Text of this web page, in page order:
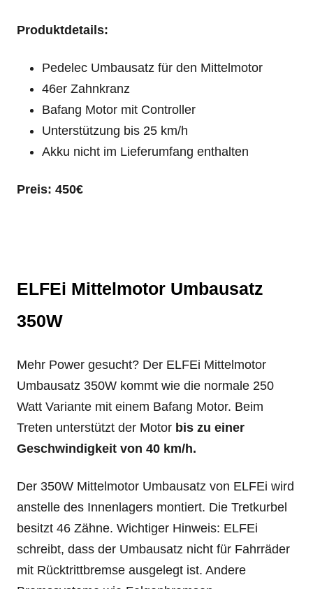
Produktdetails:
Pedelec Umbausatz für den Mittelmotor
46er Zahnkranz
Bafang Motor mit Controller
Unterstützung bis 25 km/h
Akku nicht im Lieferumfang enthalten
Preis: 450€
ELFEi Mittelmotor Umbausatz
350W
Mehr Power gesucht? Der ELFEi Mittelmotor
Umbausatz 350W kommt wie die normale 250
Watt Variante mit einem Bafang Motor. Beim
Treten unterstützt der Motor bis zu einer
Geschwindigkeit von 40 km/h.
Der 350W Mittelmotor Umbausatz von ELFEi wird
anstelle des Innenlagers montiert. Die Tretkurbel
besitzt 46 Zähne. Wichtiger Hinweis: ELFEi
schreibt, dass der Umbausatz nicht für Fahrräder
mit Rücktrittbremse ausgelegt ist. Andere